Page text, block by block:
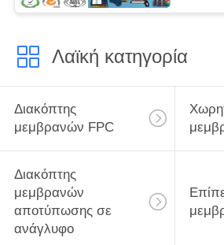
ESD
Λαϊκή κατηγορία
Διακόπτης
μεμβρανών FPC
Διακόπτης
μεμβρανών
αποτύπωσης σε
ανάγλυφο